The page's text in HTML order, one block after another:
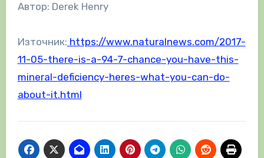
Автор: Derek Henry
Източник: https://www.naturalnews.com/2017-
11-05-there-is-a-94-7-chance-you-have-this-
mineral-deficiency-heres-what-you-can-do-
about-it.html